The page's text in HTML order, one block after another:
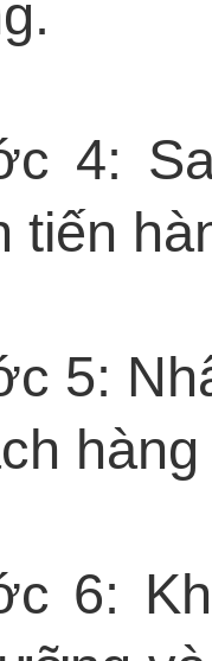
4:
tiến
5:
6: